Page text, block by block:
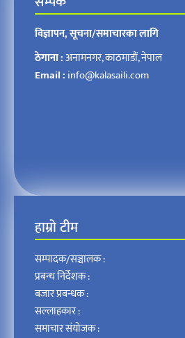
विज्ञापन, सूचना/समाचारका लागि
ठेगाना :अनामनगर, काठमाडौं, नेपाल
Email : info@kalasaili.com
हाम्रो टीम
सम्पादक/सञ्चालक :
प्रबन्ध निर्देशक :
बजार प्रबन्धक :
सल्लाहकार :
समाचार संयोजक :